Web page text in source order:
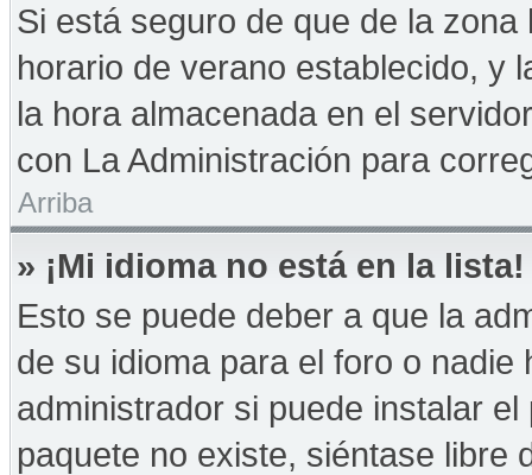
Si está seguro de que de la
horario de verano establecido, y
la hora almacenada en el
con La Administración para
Arriba
» ¡Mi idioma no está en la lista!
Esto se puede deber a que la
de su idioma para el foro o
administrador si puede instalar
paquete no existe, siéntase libre